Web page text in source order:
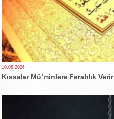
10.08.2026
Kıssalar Mü’minlere Ferahlık Verir